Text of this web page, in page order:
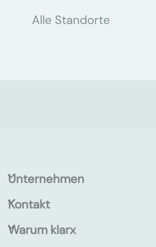
Alle Standorte
Unternehmen
Kontakt
Warum klarx